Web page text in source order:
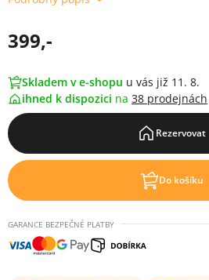
399,-
Skladem v e-shopu u vás již 11. 8.
ihned k dispozici na 38 prodejnách
Rezervovat
Do košíku
GARANCE BEZPEČNÉ PLATBY